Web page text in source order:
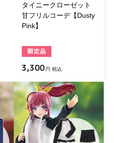
タイニークローゼット
甘フリルコーデ【Dusty
Pink】
3,300 円 税込